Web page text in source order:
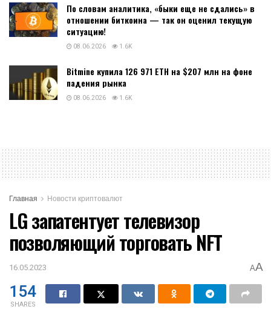
По словам аналитика, «быки еще не сдались» в
отношении биткоина — так он оценил текущую
ситуацию!
08.06.2026 1.6K
Bitmine купила 126 971 ETH на $207 млн на фоне
падения рынка
08.06.2026 1.6K
Главная Новости криптовалют
LG запатентует телевизор
позволяющий торговать NFT
16.05.2023 AA
154
SHARES